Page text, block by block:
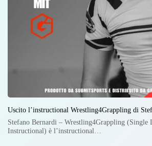
Uscito l’instructional Wrestling4Grappling di
Stefano Bernardi – Wrestling4Grappling (Single
Instructional) è l’instructional…